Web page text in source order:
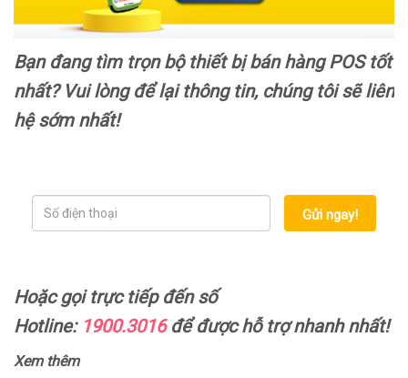
Bạn đang tìm trọn bộ thiết bị bán hàng POS tốt
nhất? Vui lòng để lại thông tin, chúng tôi sẽ liên
hệ sớm nhất!
Gửi ngay!
Hoặc gọi trực tiếp đến số
Hotline: 1900.3016để được hỗ trợ nhanh nhất!
Xem thêm